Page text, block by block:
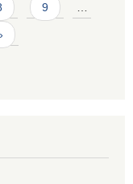
9 …